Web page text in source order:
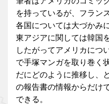
を持っているが、フラン
各国については大づかみ
東アジアに関しては韓国
したがってアメリカにつ
で手塚マンガを取り巻く
だにどのように推移し、
の報告書の情報からだけ
できる。